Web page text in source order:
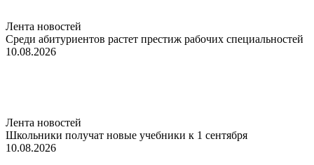
Лента новостей
Среди абитуриентов растет престиж рабочих специальностей
10.08.2026
Лента новостей
Школьники получат новые учебники к 1 сентября
10.08.2026